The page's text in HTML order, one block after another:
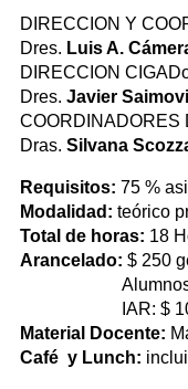
DIRECCION Y
Dres. Luis A.
DIRECCION
Dres. Javier
COORDINADORES
Dras. Silvana
Requisitos: 75 %
Modalidad: teórico
Total de horas: 18
Arancelado: $ 250
Alumnos de
IAR: $
Material Docente:
Café y Lunch: